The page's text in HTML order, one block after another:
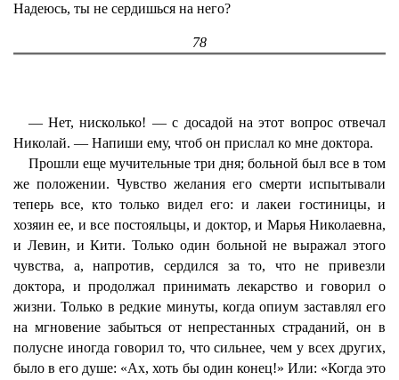
Надеюсь, ты не сердишься на него?
78
— Нет, нисколько! — с досадой на этот вопрос отвечал
Николай. — Напиши ему, чтоб он прислал ко мне доктора.
Прошли еще мучительные три дня; больной был все в том
же положении. Чувство желания его смерти испытывали
теперь все, кто только видел его: и лакеи гостиницы, и
хозяин ее, и все постояльцы, и доктор, и Марья Николаевна,
и Левин, и Кити. Только один больной не выражал этого
чувства, а, напротив, сердился за то, что не привезли
доктора, и продолжал принимать лекарство и говорил о
жизни. Только в редкие минуты, когда опиум заставлял его
на мгновение забыться от непрестанных страданий, он в
полусне иногда говорил то, что сильнее, чем у всех других,
было в его душе: «Ах, хоть бы один конец!» Или: «Когда это